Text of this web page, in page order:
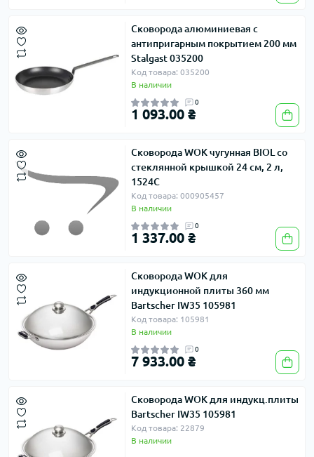
Сковорода алюминиевая с
антипригарным покрытием 200 мм
Stalgast 035200
Код товара: 035200
В наличии
0
1 093.00 ₴
Сковорода WOK чугунная BIOL со
стеклянной крышкой 24 см, 2 л,
1524C
Код товара: 000905457
В наличии
0
1 337.00 ₴
Сковорода WOK для
индукционной плиты 360 мм
Bartscher IW35 105981
Код товара: 105981
В наличии
0
7 933.00 ₴
Сковорода WOK для индукц.плиты
Bartscher IW35 105981
Код товара: 22879
В наличии